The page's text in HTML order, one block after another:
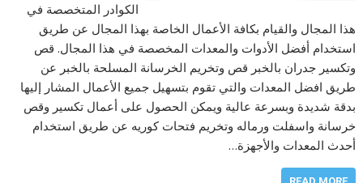
الكوادر المتخصصة في
هذا المجال والقيام بكافة الأعمال الخاصة بهذا المجال عن طريق
استخدام أفضل الأدوات والمعدات المخصصة في هذا المجال. قص
وتكسير جدران بالخبر قص وتخريم الخرسانة المسلحة بالخبر عن
طريق افضل المعدات والتي تقوم بتسهيل جميع الأعمال المشار إليها
بدقة شديدة وبسرعة عالية ويمكن الحصول على أعمال تكسير وقص
خرسانة واسفلت ورماله وتخريم فتحات كوريه عن طريق استخدام
أحدث المعدات والأجهزة…